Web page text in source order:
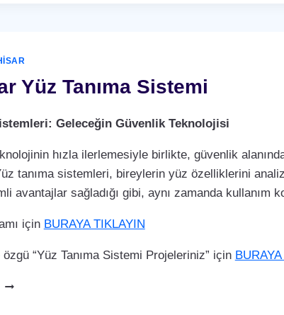
Yüz Tanıma Sistemi
Geleceğin Güvenlik Teknolojisi
hızla ilerlemesiyle birlikte, güvenlik
tanıma sistemleri, bireylerin yüz özelliklerini
avantajlar sağladığı gibi, aynı zamanda
için BURAYA TIKLAYIN
özgü “Yüz Tanıma Sistemi Projeleriniz” için